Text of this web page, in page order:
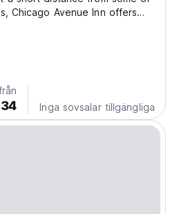
Chicago Avenue Inn offers
with free Wi-Fi
The inn is conveniently
Inga sovsalar tillgängliga